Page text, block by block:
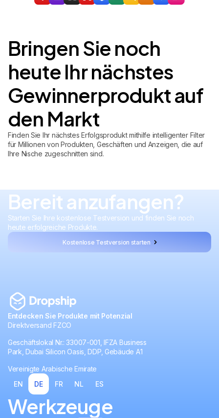
Bringen Sie noch
heute Ihr nächstes
Gewinnerprodukt auf
den Markt
Finden Sie Ihr nächstes Erfolgsprodukt mithilfe intelligenter Filter
für Millionen von Produkten, Geschäften und Anzeigen, die auf
Ihre Nische zugeschnitten sind.
Bereit anzufangen?
Starten Sie Ihre kostenlose Testversion und finden Sie noch
heute erfolgreiche Produkte.
Kostenlose Testversion starten
Entdecken Sie Produkte mit Potenzial
Direktversand FZCO
Geschäftslokal Nr.: 33007-001, IFZA Business
Park, Dubai Silicon Oasis, DDP, Gebäude A1
Vereinigte Arabische Emirate
EN
DE FR NL ES
Werkzeuge